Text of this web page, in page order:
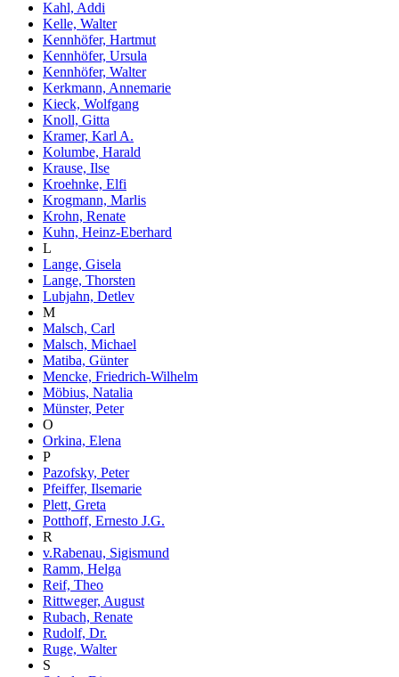
Kahl, Addi
Kelle, Walter
Kennhöfer, Hartmut
Kennhöfer, Ursula
Kennhöfer, Walter
Kerkmann, Annemarie
Kieck, Wolfgang
Knoll, Gitta
Kramer, Karl A.
Kolumbe, Harald
Krause, Ilse
Kroehnke, Elfi
Krogmann, Marlis
Krohn, Renate
Kuhn, Heinz-Eberhard
L
Lange, Gisela
Lange, Thorsten
Lubjahn, Detlev
M
Malsch, Carl
Malsch, Michael
Matiba, Günter
Mencke, Friedrich-Wilhelm
Möbius, Natalia
Münster, Peter
O
Orkina, Elena
P
Pazofsky, Peter
Pfeiffer, Ilsemarie
Plett, Greta
Potthoff, Ernesto J.G.
R
v.Rabenau, Sigismund
Ramm, Helga
Reif, Theo
Rittweger, August
Rubach, Renate
Rudolf, Dr.
Ruge, Walter
S